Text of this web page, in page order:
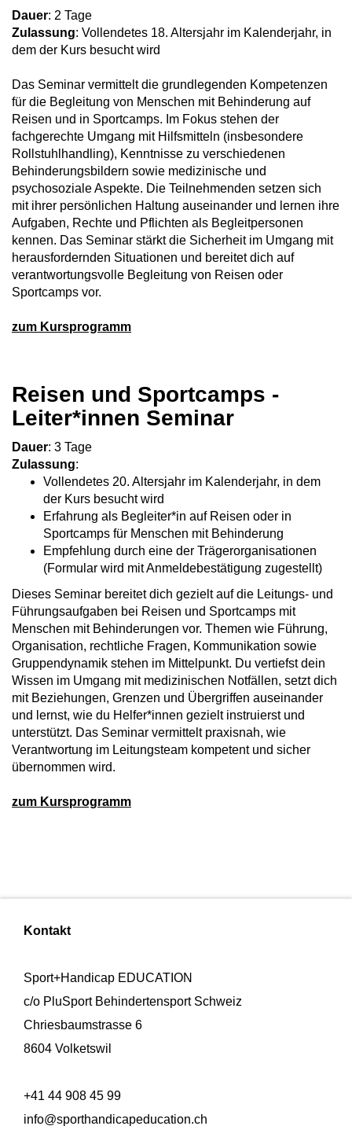
Dauer: 2 Tage
Zulassung: Vollendetes 18. Altersjahr im Kalenderjahr, in
dem der Kurs besucht wird
Das Seminar vermittelt die grundlegenden Kompetenzen
für die Begleitung von Menschen mit Behinderung auf
Reisen und in Sportcamps. Im Fokus stehen der
fachgerechte Umgang mit Hilfsmitteln (insbesondere
Rollstuhlhandling), Kenntnisse zu verschiedenen
Behinderungsbildern sowie medizinische und
psychosoziale Aspekte. Die Teilnehmenden setzen sich
mit ihrer persönlichen Haltung auseinander und lernen ihre
Aufgaben, Rechte und Pflichten als Begleitpersonen
kennen. Das Seminar stärkt die Sicherheit im Umgang mit
herausfordernden Situationen und bereitet dich auf
verantwortungsvolle Begleitung von Reisen oder
Sportcamps vor.
zum Kursprogramm
Reisen und Sportcamps -
Leiter*innen Seminar
Dauer: 3 Tage
Zulassung:
Vollendetes 20. Altersjahr im Kalenderjahr, in dem
der Kurs besucht wird
Erfahrung als Begleiter*in auf Reisen oder in
Sportcamps für Menschen mit Behinderung
Empfehlung durch eine der Trägerorganisationen
(Formular wird mit Anmeldebestätigung zugestellt)
Dieses Seminar bereitet dich gezielt auf die Leitungs- und
Führungsaufgaben bei Reisen und Sportcamps mit
Menschen mit Behinderungen vor. Themen wie Führung,
Organisation, rechtliche Fragen, Kommunikation sowie
Gruppendynamik stehen im Mittelpunkt. Du vertiefst dein
Wissen im Umgang mit medizinischen Notfällen, setzt dich
mit Beziehungen, Grenzen und Übergriffen auseinander
und lernst, wie du Helfer*innen gezielt instruierst und
unterstützt. Das Seminar vermittelt praxisnah, wie
Verantwortung im Leitungsteam kompetent und sicher
übernommen wird.
zum Kursprogramm
Kontakt
Sport+Handicap EDUCATION
c/o PluSport Behindertensport Schweiz
Chriesbaumstrasse 6
8604 Volketswil
+41 44 908 45 99
info@sporthandicapeducation.ch